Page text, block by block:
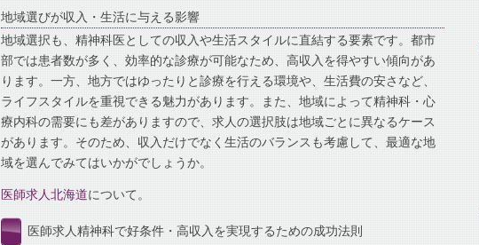
地域選びが収入・生活に与える影響
地域選択も、精神科医としての収入や生活スタイルに直結する要素です。都市
部では患者数が多く、効率的な診療が可能なため、高収入を得やすい傾向があ
ります。一方、地方ではゆったりと診療を行える環境や、生活費の安さなど、
ライフスタイルを重視できる魅力があります。また、地域によって精神科・心
療内科の需要にも差がありますので、求人の選択肢は地域ごとに異なるケース
があります。そのため、収入だけでなく生活のバランスも考慮して、最適な地
域を選んでみてはいかがでしょうか。
医師求人北海道について。
医師求人精神科で好条件・高収入を実現するための成功法則